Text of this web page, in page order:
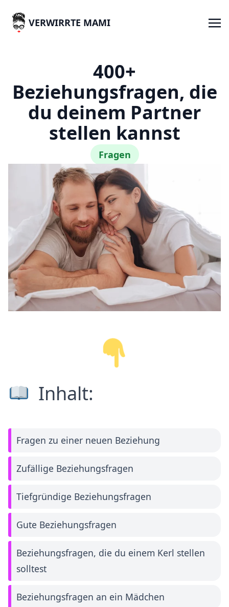
VERWIRRTE MAMI
400+
Beziehungsfragen, die
du deinem Partner
stellen kannst
Fragen
Inhalt:
Fragen zu einer neuen Beziehung
Zufällige Beziehungsfragen
Tiefgründige Beziehungsfragen
Gute Beziehungsfragen
Beziehungsfragen, die du einem Kerl stellen
solltest
Beziehungsfragen an ein Mädchen